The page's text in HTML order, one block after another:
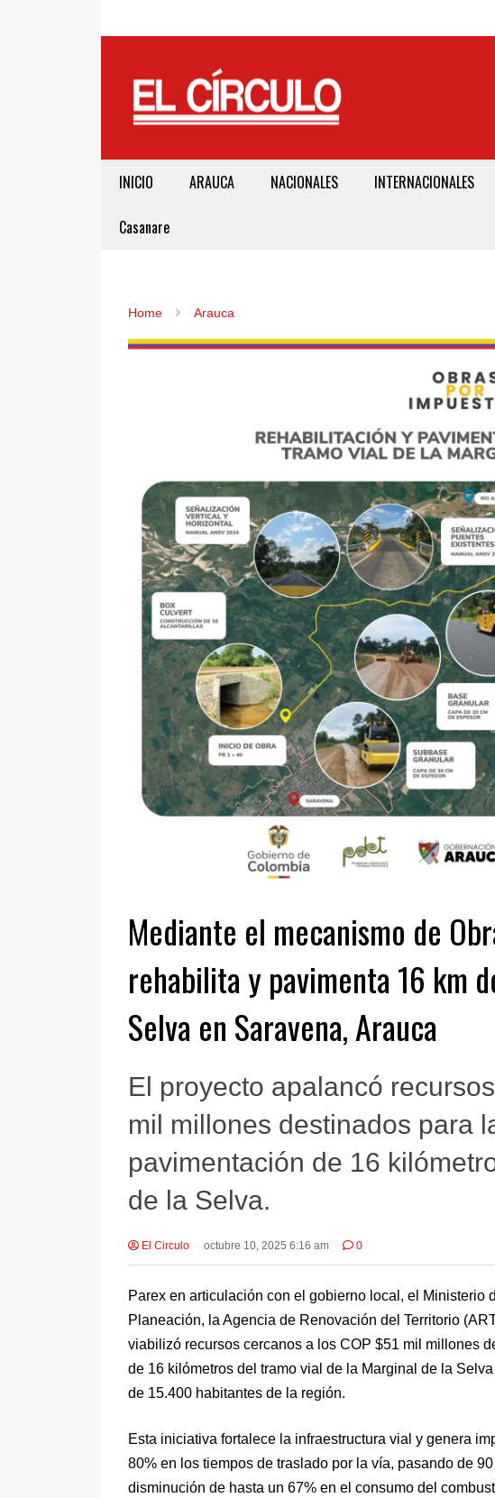
INICIO ARAUCA NACIONALES INTERNACIONALES
Casanare
Home Arauca
Mediante el mecanismo de
rehabilita y pavimenta 16 km
Selva en Saravena, Arauca
El proyecto apalancó
mil millones destinados para
pavimentación de 16
de la Selva.
El Circulo octubre 10, 2025 6:16 am 0
Parex en articulación con el gobierno local, el Ministerio
Planeación, la Agencia de Renovación del Territorio
viabilizó recursos cercanos a los COP $51 mil millones
de 16 kilómetros del tramo vial de la Marginal de la
de 15.400 habitantes de la región.
Esta iniciativa fortalece la infraestructura vial y genera
80% en los tiempos de traslado por la vía, pasando de
disminución de hasta un 67% en el consumo del